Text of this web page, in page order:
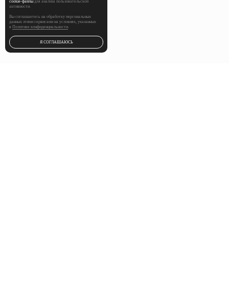
cookie‑файлы для анализа пользовательской
активности.
Вы соглашаетесь на обработку персональных
данных этими сервисами на условиях, указанных
в Политике конфиденциальности.
Я СОГЛАШАЮСЬ